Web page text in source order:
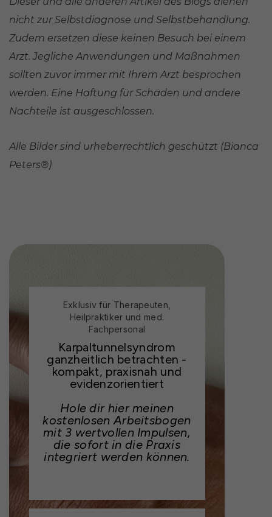
nicht zur Selbstdiagnose und Selbstbehandlung.
Zudem ersetzen diese keinen Besuch bei einem
Arzt. Jegliche Anwendungen und Maßnahmen
sollten zuvor immer mit Ihrem Arzt besprochen
werden. Eine Haftung für Schäden und andere
Nachteile ist ausgeschlossen.
Alle Bilder sind urheberrechtlich geschützt (Bianca
Peters®)
Exklusiv für Therapeuten,
Heilpraktiker und med.
Fachpersonal
Karpaltunnelsyndrom
ganzheitlich betrachten -
kompakt, praxisnah und
evidenzorientiert
Hole dir hier meinen
kostenlosen Arbeitsbogen
mit 3 wertvollen Impulsen,
die sofort in die Praxis
integriert werden können.